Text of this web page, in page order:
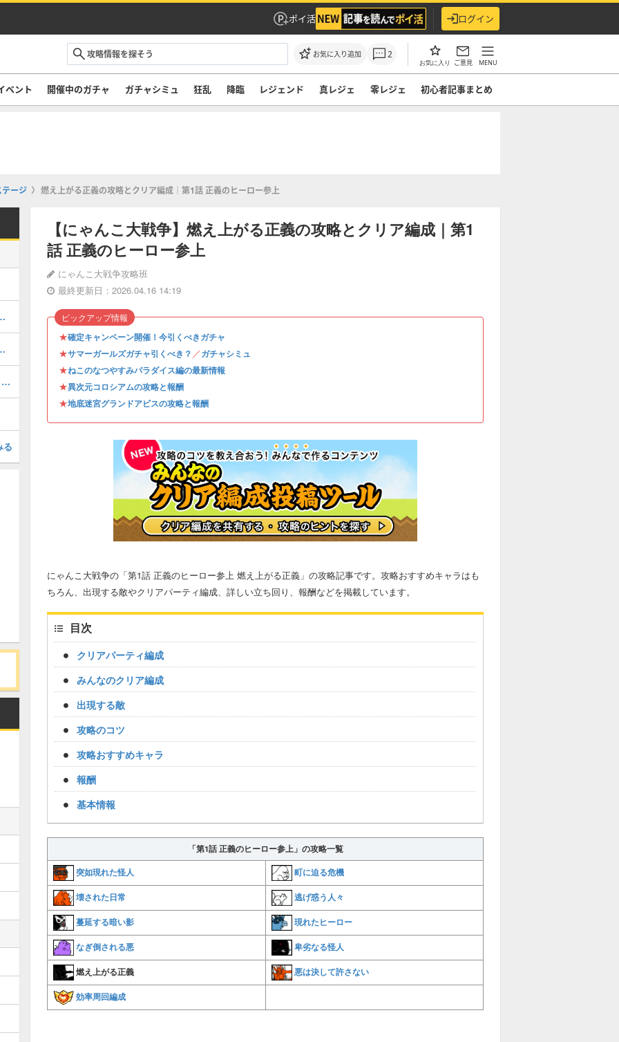
ポイ活 ログイン
お気に入り追加 2
お気に入り ご意見 MENU
ベント 開催中のガチャ ガチャシミュ 狂乱 降臨 レジェンド 真レジェ 零レジェ 初心者記事まとめ
ージ 燃え上がる正義の攻略とクリア編成｜第1話 正義のヒーロー参上
【にゃんこ大戦争】燃え上がる正義の攻略とクリア編成｜第1
話 正義のヒーロー参上
にゃんこ大戦争攻略班
最終更新日：2026.04.16 14:19
★確定キャンペーン開催！今引くべきガチャ
★サマーガールズガチャ引くべき？ ／ガチャシミュ
★ねこのなつやすみパラダイス編の最新情報
★異次元コロシアムの攻略と報酬
★地底迷宮グランドアビスの攻略と報酬
ピックアップ情報
にゃんこ大戦争の「第1話 正義のヒーロー参上 燃え上がる正義」の攻略記事です。攻略おすすめキャラはも
ちろん、出現する敵やクリアパーティ編成、詳しい立ち回り、報酬などを掲載しています。
目次
クリアパーティ編成
みんなのクリア編成
出現する敵
攻略のコツ
攻略おすすめキャラ
報酬
基本情報
「第1話 正義のヒーロー参上」の攻略一覧
突如現れた怪人
町に迫る危機
壊された日常
逃げ惑う人々
蔓延する暗い影
現れたヒーロー
なぎ倒される悪
卑劣なる怪人
燃え上がる正義
悪は決して許さない
効率周回編成
今引くべきガチャ
とクリア編成
超拳獣ブンナグリオス大降臨【百獣王1】の攻略とクリア編成
る